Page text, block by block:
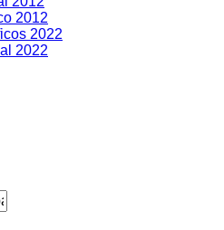
2012
2022
2022